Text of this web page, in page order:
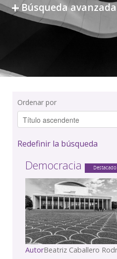
Búsqueda avanzada
Ordenar por
Redefinir la búsqueda
Democracia Destacado
AutorBeatriz Caballero